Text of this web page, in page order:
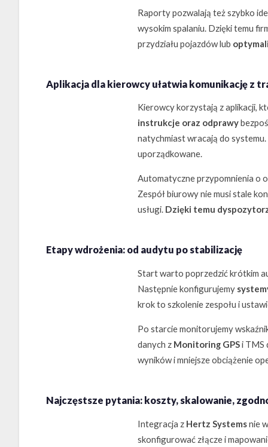
Raporty pozwalają też szybko
wysokim spalaniu. Dzięki temu
przydziału pojazdów lub
Aplikacja dla kierowcy ułatwia komunikację z
Kierowcy korzystają z aplikacji,
instrukcje oraz odprawy
natychmiast wracają do
uporządkowane.
Automatyczne przypomnienia o
Zespół biurowy nie musi stale
usługi. Dzięki temu
Etapy wdrożenia: od audytu po stabilizację
Start warto poprzedzić krótkim
Następnie konfigurujemy
krok to szkolenie zespołu i
Po starcie monitorujemy
danych z Monitoring GPSi TMS
wyników i mniejsze obciążenie
Najczęstsze pytania: koszty, skalowanie,
Integracja z Hertz Systemsnie
skonfigurować złącze i